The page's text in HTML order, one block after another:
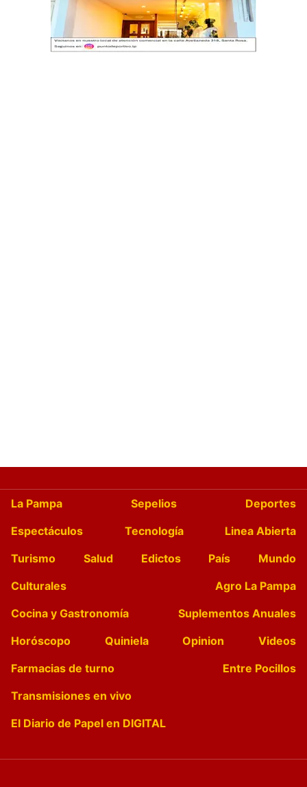
La Pampa Sepelios
Deportes
Espectáculos
Tecnología
Linea Abierta
Turismo
Salud Edictos País
Mundo
Culturales
Agro La Pampa
Cocina y Gastronomía
Suplementos Anuales
Horóscopo
Quiniela Opinion
Videos
Farmacias de turno
Entre Pocillos
Transmisiones en vivo
El Diario de Papel en DIGITAL